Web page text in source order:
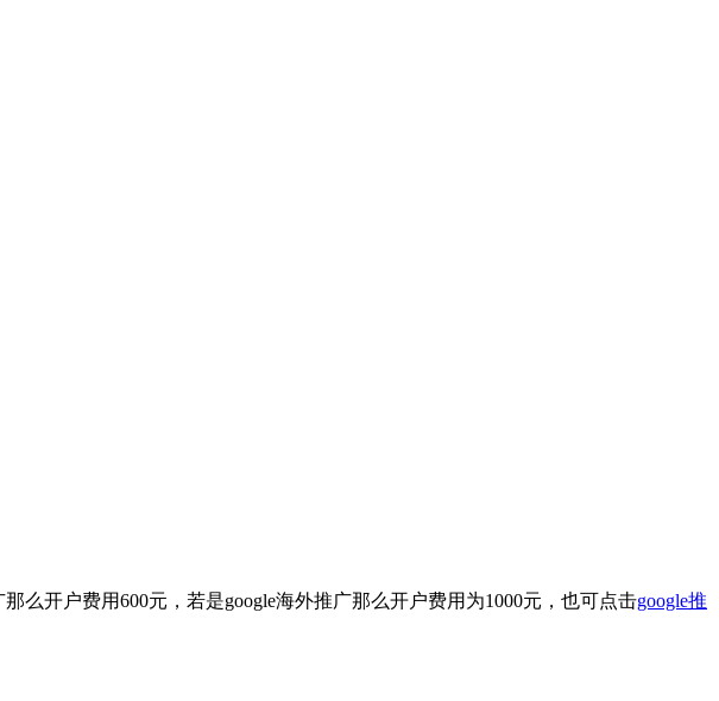
那么开户费用600元，若是google海外推广那么开户费用为1000元，也可点击google推